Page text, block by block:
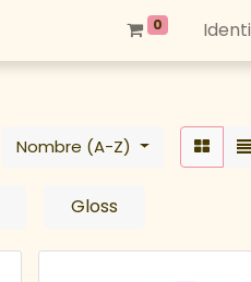
0
Nombre (A-Z)
Gloss